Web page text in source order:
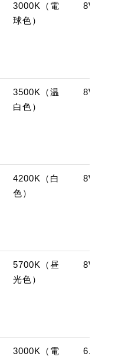
3000K（電
球色）
8W
3500K（温
白色）
8W
4200K（白
色）
8W
5700K（昼
光色）
8W
3000K（電
6.5W